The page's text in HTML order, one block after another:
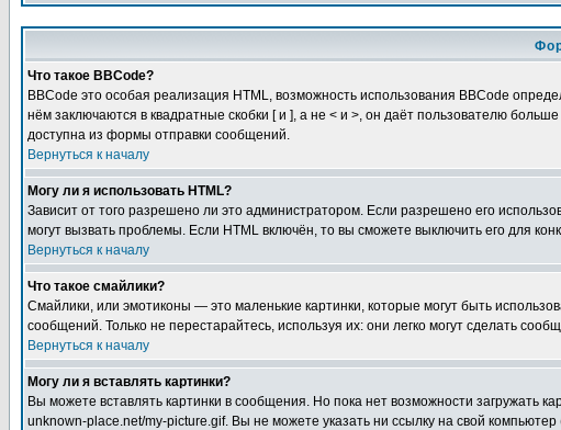
Что такое BBCode?
BBCode это особая реализация HTML, возможность использования BBCode
нём заключаются в квадратные скобки [ и ], а не < и >, он даёт пользователю
доступна из формы отправки сообщений.
Вернуться к началу
Могу ли я использовать HTML?
Зависит от того разрешено ли это администратором. Если разрешено его
могут вызвать проблемы. Если HTML включён, то вы сможете выключить его для
Вернуться к началу
Что такое смайлики?
Смайлики, или эмотиконы — это маленькие картинки, которые могут быть
сообщений. Только не перестарайтесь, используя их: они легко могут сделать
Вернуться к началу
Могу ли я вставлять картинки?
Вы можете вставлять картинки в сообщения. Но пока нет возможности загружать
unknown-place.net/my-picture.gif. Вы не можете указать ни ссылку на свой